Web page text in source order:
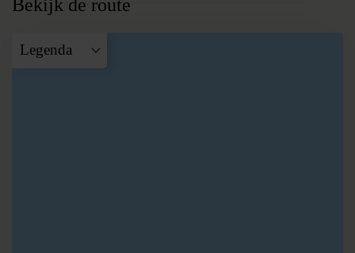
Bekijk de route
Legenda